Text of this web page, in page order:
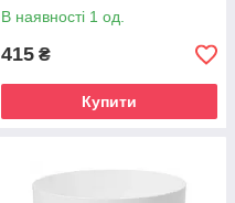
В наявності 1 од.
415 ₴
Купити